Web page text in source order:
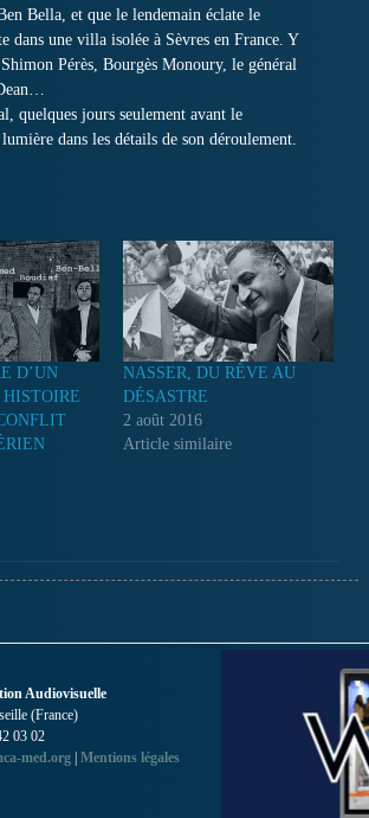
Bella, et que le lendemain éclate le
dans une villa isolée à Sèvres en France. Y
Pérès, Bourgès Monoury, le général
quelques jours seulement avant le
dans les détails de son déroulement.
D’UN
NASSER, DU RÊVE AU
DÉSASTRE
2 août 2016
Article similaire
Audiovisuelle
(France)
03 02
med.org | Mentions légales